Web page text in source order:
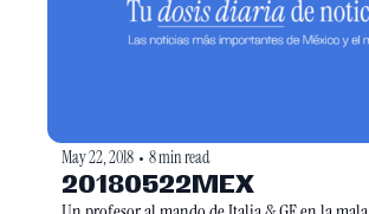
May 22, 2018 • 8 min read
20180522MEX